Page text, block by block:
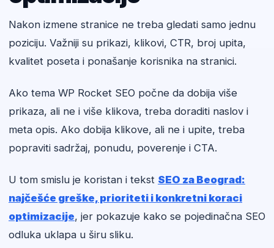
Nakon izmene stranice ne treba gledati samo jednu
poziciju. Važniji su prikazi, klikovi, CTR, broj upita,
kvalitet poseta i ponašanje korisnika na stranici.
Ako tema WP Rocket SEO počne da dobija više
prikaza, ali ne i više klikova, treba doraditi naslov i
meta opis. Ako dobija klikove, ali ne i upite, treba
popraviti sadržaj, ponudu, poverenje i CTA.
U tom smislu je koristan i tekst SEO za Beograd:
najčešće greške, prioriteti i konkretni koraci
optimizacije, jer pokazuje kako se pojedinačna SEO
odluka uklapa u širu sliku.